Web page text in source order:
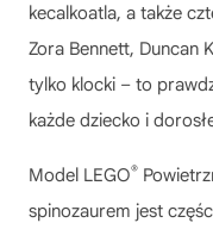
kecalkoatla, a także
Zora Bennett, Duncan
tylko klocki – to
każde dziecko i
Model LEGO®
spinozaurem jest